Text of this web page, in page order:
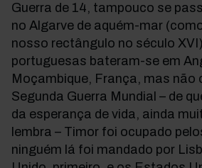
Guerra de 14, tampouco se
no Algarve de aquém-mar
nosso rectângulo no século
portuguesas bateram-se em
Moçambique, França, mas não
Segunda Guerra Mundial – de
da esperança de vida, ainda
lembra – Timor foi ocupado
ninguém lá foi mandado por